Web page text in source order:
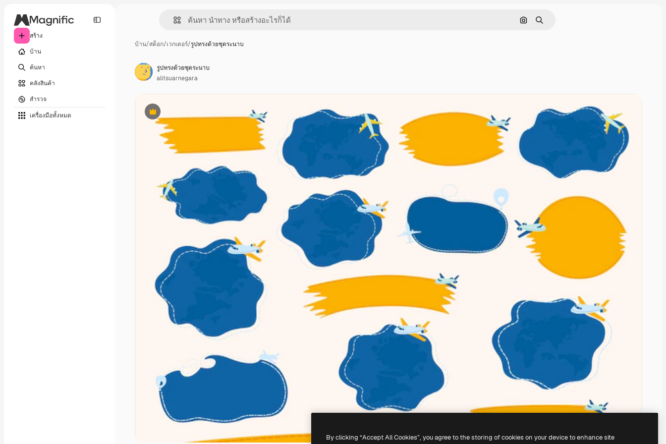
สร้าง
บ้าน
ค้นหา
คลังสินค้า
สำรวจ
เครื่องมือทั้งหมด
ค้นหาตามรูปภาพ
ค้นหา
บ้าน/สต็อก/เวกเตอร์/รูปทรงด้วยชุดระนาบ
พรีเมี่ยม
รูปทรงด้วยชุดระนาบ
alitsuarnegara
By clicking “Accept All Cookies”, you agree to the storing of cookies on your device to enhance site